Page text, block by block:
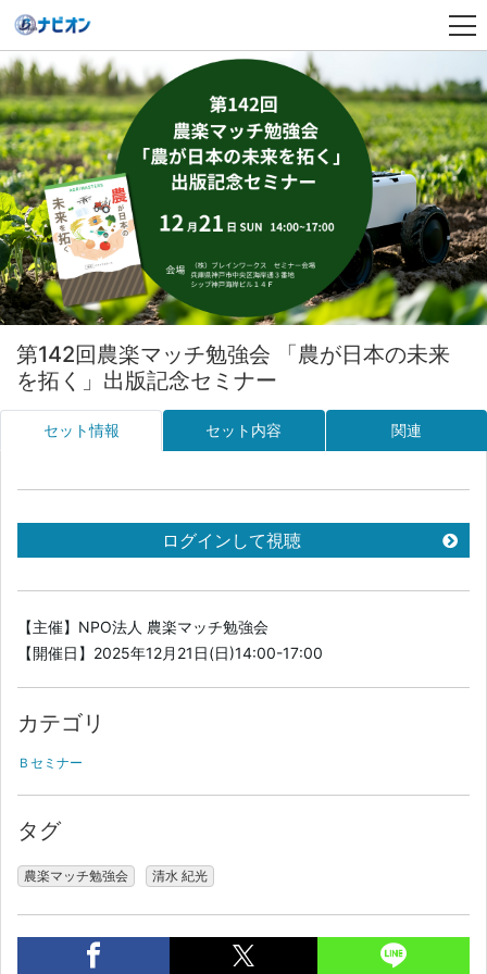
第142回農楽マッチ勉強会 「農が日本の未来
を拓く」出版記念セミナー
セット情報 セット内容 関連
ログインして視聴
【主催】NPO法人 農楽マッチ勉強会
【開催日】2025年12月21日(日)14:00-17:00
カテゴリ
Ｂセミナー
タグ
農楽マッチ勉強会 清水 紀光